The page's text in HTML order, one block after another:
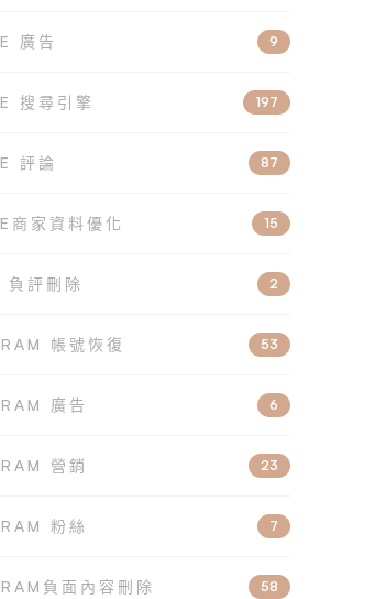
廣告 9
搜尋引擎 197
評論 87
商家資料優化 15
負評刪除 2
帳號恢復 53
廣告 6
營銷 23
粉絲 7
負面內容刪除 58